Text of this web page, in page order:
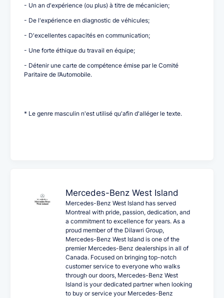
- Un an d'expérience (ou plus) à titre de mécanicien;
- De l'expérience en diagnostic de véhicules;
- D'excellentes capacités en communication;
- Une forte éthique du travail en équipe;
- Détenir une carte de compétence émise par le Comité
Paritaire de l’Automobile.
* Le genre masculin n'est utilisé qu'afin d'alléger le texte.
Mercedes-Benz West Island
Mercedes-Benz West Island has served
Montreal with pride, passion, dedication, and
a commitment to excellence for years. As a
proud member of the Dilawri Group,
Mercedes-Benz West Island is one of the
premier Mercedes-Benz dealerships in all of
Canada. Focused on bringing top-notch
customer service to everyone who walks
through our doors, Mercedes-Benz West
Island is your dedicated partner when looking
to buy or service your Mercedes-Benz